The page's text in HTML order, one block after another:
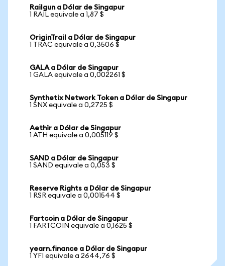
Railgun a Dólar de Singapur
1 RAIL equivale a 1,87 $
OriginTrail a Dólar de Singapur
1 TRAC equivale a 0,3506 $
GALA a Dólar de Singapur
1 GALA equivale a 0,002261 $
Synthetix Network Token a Dólar de Singapur
1 SNX equivale a 0,2725 $
Aethir a Dólar de Singapur
1 ATH equivale a 0,005119 $
SAND a Dólar de Singapur
1 SAND equivale a 0,053 $
Reserve Rights a Dólar de Singapur
1 RSR equivale a 0,001544 $
Fartcoin a Dólar de Singapur
1 FARTCOIN equivale a 0,1625 $
yearn.finance a Dólar de Singapur
1 YFI equivale a 2644,76 $